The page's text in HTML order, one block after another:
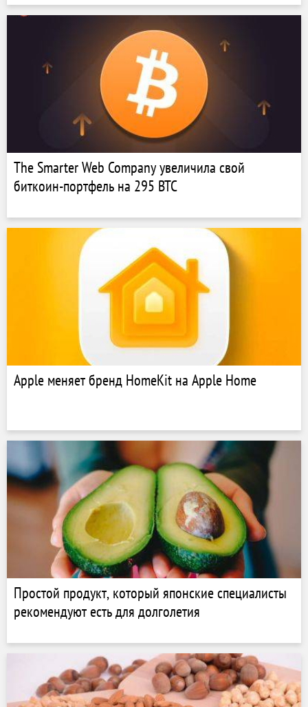
The Smarter Web Company увеличила свой
биткоин-портфель на 295 BTC
Apple меняет бренд HomeKit на Apple Home
Простой продукт, который японские специалисты
рекомендуют есть для долголетия